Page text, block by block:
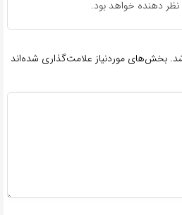
دهنده خواهد بود.
بخش‌های موردنیاز علامت‌گذاری شده‌اند